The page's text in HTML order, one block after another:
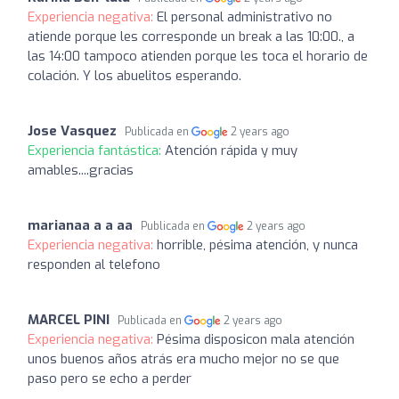
Experiencia negativa: El personal administrativo no
atiende porque les corresponde un break a las 10:00., a
las 14:00 tampoco atienden porque les toca el horario de
colación. Y los abuelitos esperando.
Jose Vasquez Publicada en 2 years ago
Experiencia fantástica: Atención rápida y muy
amables....gracias
marianaa a a aa Publicada en 2 years ago
Experiencia negativa: horrible, pésima atención, y nunca
responden al telefono
MARCEL PINI Publicada en 2 years ago
Experiencia negativa: Pésima disposicon mala atención
unos buenos años atrás era mucho mejor no se que
paso pero se echo a perder